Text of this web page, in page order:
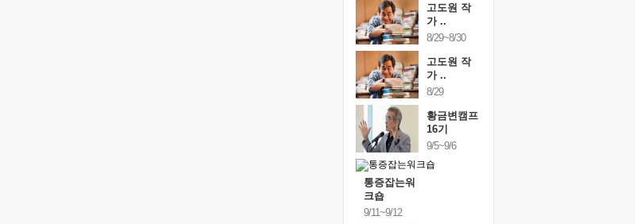
고도원 작
가 ..
8/29~8/30
고도원 작
가 ..
8/29
황금변캠프
16기
9/5~9/6
통증잡는워
크숍
9/11~9/12